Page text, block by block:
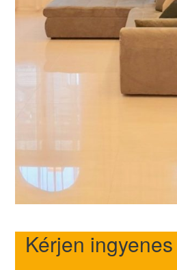
Kérjen